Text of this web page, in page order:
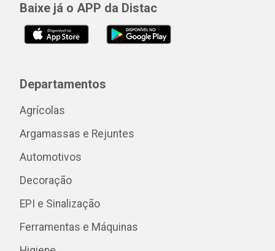
Baixe já o APP da Distac
Departamentos
Agrícolas
Argamassas e Rejuntes
Automotivos
Decoração
EPI e Sinalização
Ferramentas e Máquinas